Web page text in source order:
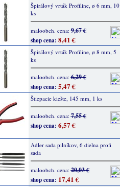
Špirálový vrták Profiline, ø 6 mm, 10
ks
maloobch. cena:9,67 €
shop cena: 8,41 €
Špirálový vrták Profiline, ø 8 mm, 5
ks
maloobch. cena:6,29 €
shop cena: 5,47 €
Štiepacie kiešte, 145 mm, 1 ks
maloobch. cena:7,55 €
shop cena: 6,57 €
Adler sada pilníkov, 6 dielna profi
sada
maloobch. cena:20,03 €
shop cena: 17,41 €